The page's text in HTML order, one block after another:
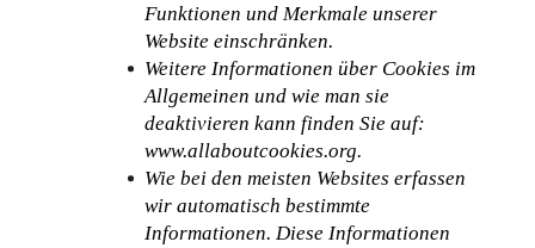
Funktionen und Merkmale unserer
Website einschränken.
Weitere Informationen über Cookies im
Allgemeinen und wie man sie
deaktivieren kann finden Sie auf:
www.allaboutcookies.org.
Wie bei den meisten Websites erfassen
wir automatisch bestimmte
Informationen. Diese Informationen